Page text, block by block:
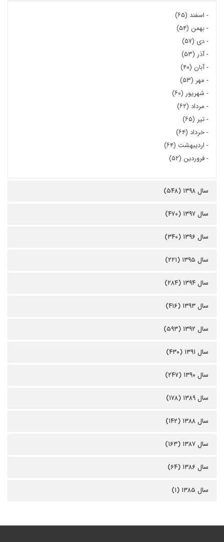
- اسفند (۶۵)
-بهمن (۵۴)
-دی (۵۷)
-آذر (۵۳)
-آبان (۴۰)
- مهر (۵۳)
- شهریور (۶۰)
- مرداد (۶۲)
-تیر (۶۵)
-خرداد (۶۴)
- اردیبهشت (۶۴)
-فروردین (۵۲)
سال ۱۳۹۸ (۵۴۸)
سال ۱۳۹۷ (۴۷۰)
سال ۱۳۹۶ (۳۴۰)
سال ۱۳۹۵ (۲۲۱)
سال ۱۳۹۴ (۲۸۴)
سال ۱۳۹۳ (۴۱۶)
سال ۱۳۹۲ (۵۹۳)
سال ۱۳۹۱ (۴۳۰)
سال ۱۳۹۰ (۲۴۷)
سال ۱۳۸۹ (۱۷۸)
سال ۱۳۸۸ (۱۴۲)
سال ۱۳۸۷ (۱۶۳)
سال ۱۳۸۶ (۶۴)
سال ۱۳۸۵ (۱)